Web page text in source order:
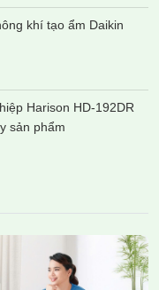
khí tạo ẩm Daikin
Harison HD-192DR
sản phẩm